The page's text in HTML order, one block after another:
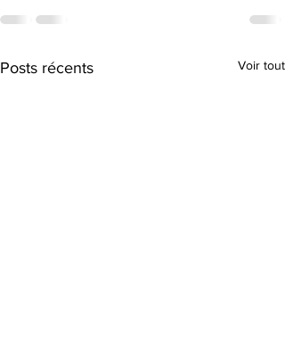
Posts récents Voir tout